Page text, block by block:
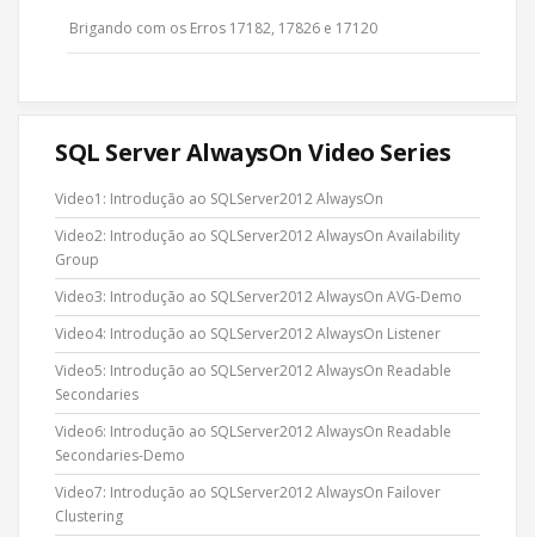
Brigando com os Erros 17182, 17826 e 17120
SQL Server AlwaysOn Video Series
Video1: Introdução ao SQLServer2012 AlwaysOn
Video2: Introdução ao SQLServer2012 AlwaysOn Availability
Group
Video3: Introdução ao SQLServer2012 AlwaysOn AVG-Demo
Video4: Introdução ao SQLServer2012 AlwaysOn Listener
Video5: Introdução ao SQLServer2012 AlwaysOn Readable
Secondaries
Video6: Introdução ao SQLServer2012 AlwaysOn Readable
Secondaries-Demo
Video7: Introdução ao SQLServer2012 AlwaysOn Failover
Clustering